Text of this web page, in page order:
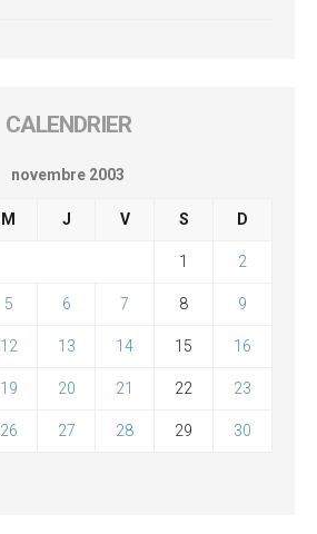
CALENDRIER
novembre 2003
M J V S D
1 2
5 6 7 8 9
12 13 14 15 16
19 20 21 22 23
26 27 28 29 30